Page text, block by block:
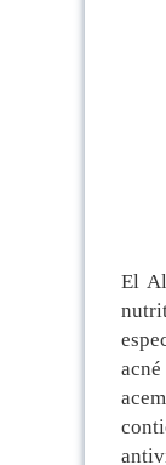
El